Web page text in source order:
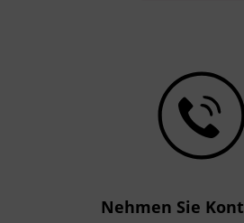
Nehmen Sie